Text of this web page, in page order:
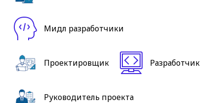
Мидл разработчики
Проектировщик Разработчик
Руководитель проекта